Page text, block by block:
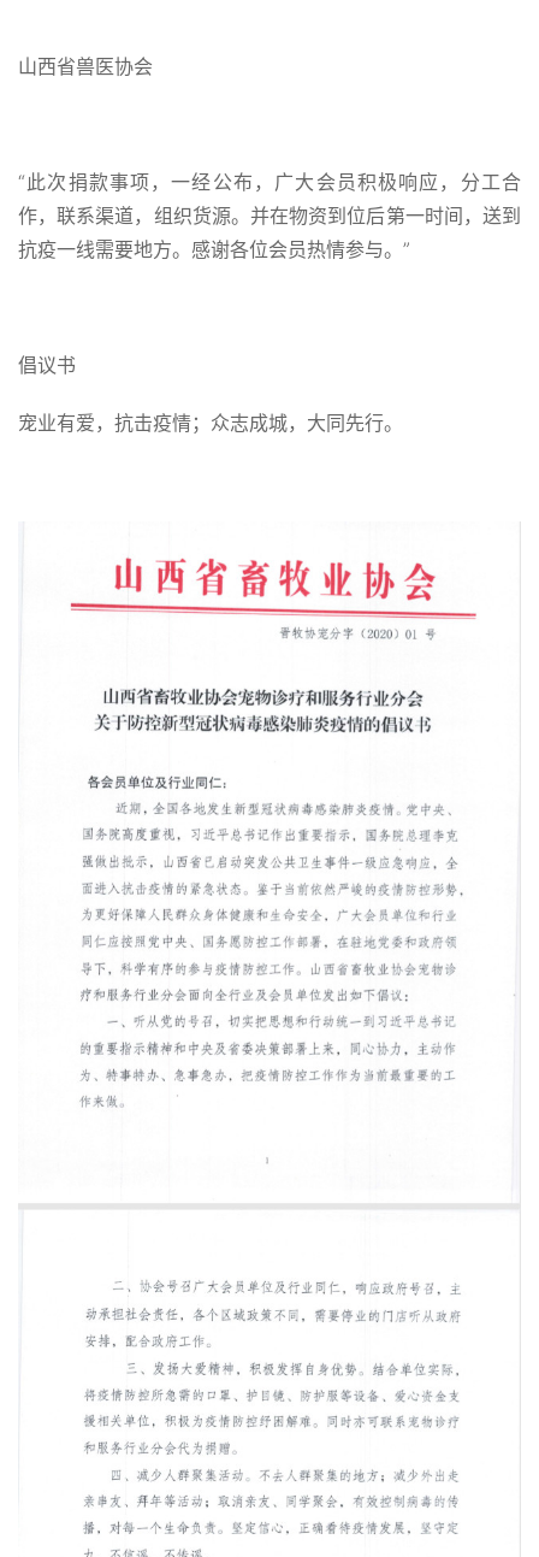
山西省兽医协会
“此次捐款事项，一经公布，广大会员积极响应，分工合
作，联系渠道，组织货源。并在物资到位后第一时间，送到
抗疫一线需要地方。感谢各位会员热情参与。”
倡议书
宠业有爱，抗击疫情；众志成城，大同先行。